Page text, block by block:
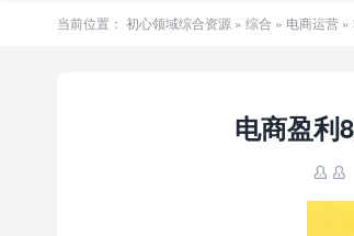
当前位置： 初心领域综合资源 » 综合 » 电商运营 »
电商盈利
